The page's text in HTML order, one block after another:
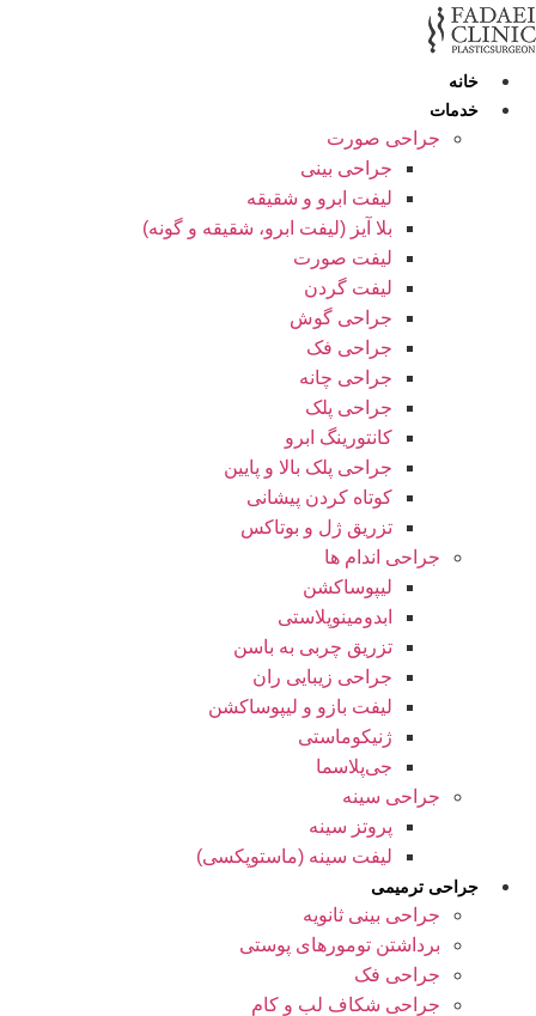
پرش
به
خانه
خدمات
جراحی صورت
جراحی بینی
لیفت ابرو و شقیقه
بلا آیز (لیفت ابرو، شقیقه و گونه)
لیفت صورت
لیفت گردن
جراحی گوش
جراحی فک
جراحی چانه
جراحی پلک
کانتورینگ ابرو
جراحی پلک بالا و پایین
کوتاه کردن پیشانی
تزریق ژل و بوتاکس
جراحی اندام ها
لیپوساکشن
ابدومینوپلاستی
تزریق چربی به باسن
جراحی زیبایی ران
لیفت بازو و لیپوساکشن
ژنیکوماستی
جی‌پلاسما
جراحی سینه
پروتز سینه
لیفت سینه (ماستوپکسی)
جراحی ترمیمی
جراحی بینی ثانویه
برداشتن تومورهای پوستی
جراحی فک
جراحی شکاف لب و کام